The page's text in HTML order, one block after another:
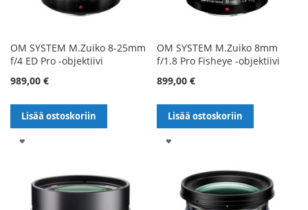
OM SYSTEM M.Zuiko 8-25mm
f/4 ED Pro -objektiivi
989,00 €
Lisää ostoskoriin
OM SYSTEM M.Zuiko 8mm
f/1.8 Pro Fisheye -objektiivi
899,00 €
Lisää ostoskoriin